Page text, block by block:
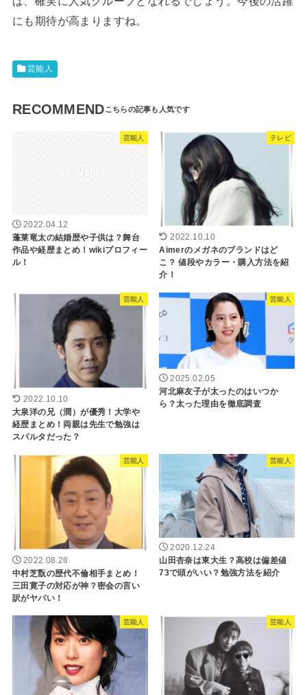
にも期待が高まりますね。
芸能人
RECOMMEND
芸能人
2022.04.12
蓬莱竜太の結婚歴や子供は？舞台
作品や経歴まとめ！wikiプロフィー
ル！
テレビ
2022.10.10
Aimerのメガネのブランドはど
こ？ 値段やカラー・購入方法を紹
介！
芸能人
2022.10.10
大泉洋の兄（潤）が優秀！大学や
経歴まとめ！両親は先生で勉強は
スパルタだった？
芸能人
2025.02.05
河北麻友子が太ったのはいつか
ら？太った理由を徹底調査
芸能人
2022.08.28
中村芝翫の歴代不倫相手まとめ！
三田寛子の対応が神？密会の言い
訳がヤバい！
芸能人
2020.12.24
山田杏奈は東大生？高校は偏差値
73で頭がいい？勉強方法を紹介
芸能人 芸能人